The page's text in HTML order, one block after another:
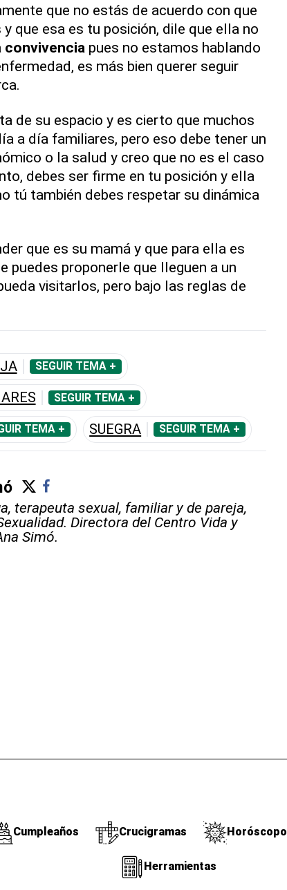
que no estás de acuerdo con que
que esa es tu posición, dile que ella no
convivencia pues no estamos hablando
es más bien querer seguir
de su espacio y es cierto que muchos
a día familiares, pero eso debe tener un
o la salud y creo que no es el caso
debes ser firme en tu posición y ella
tú también debes respetar su dinámica
que es su mamá y que para ella es
puedes proponerle que lleguen a un
visitarlos, pero bajo las reglas de
SEGUIR TEMA +
SEGUIR TEMA +
TEMA + SUEGRA SEGUIR TEMA +
terapeuta sexual, familiar y de pareja,
Directora del Centro Vida y
Simó.
Cumpleaños Crucigramas Horóscopo
Herramientas